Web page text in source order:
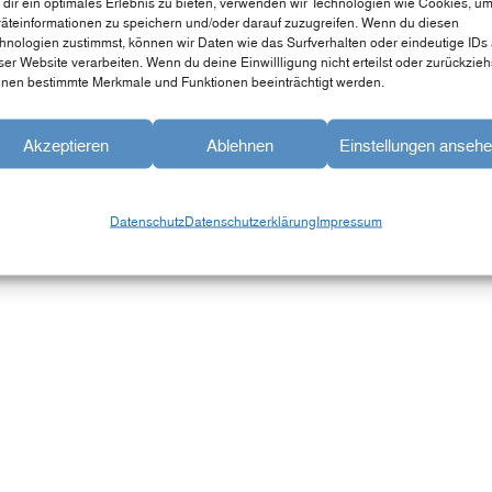
zu speichern und/oder darauf zuzugreifen. Wenn du diesen
zustimmst, können wir Daten wie das Surfverhalten oder eindeutige IDs
Website verarbeiten. Wenn du deine Einwillligung nicht erteilst oder
bestimmte Merkmale und Funktionen beeinträchtigt werden.
Akzeptieren Ablehnen Einstellungen
DatenschutzDatenschutzerklärungImpressum